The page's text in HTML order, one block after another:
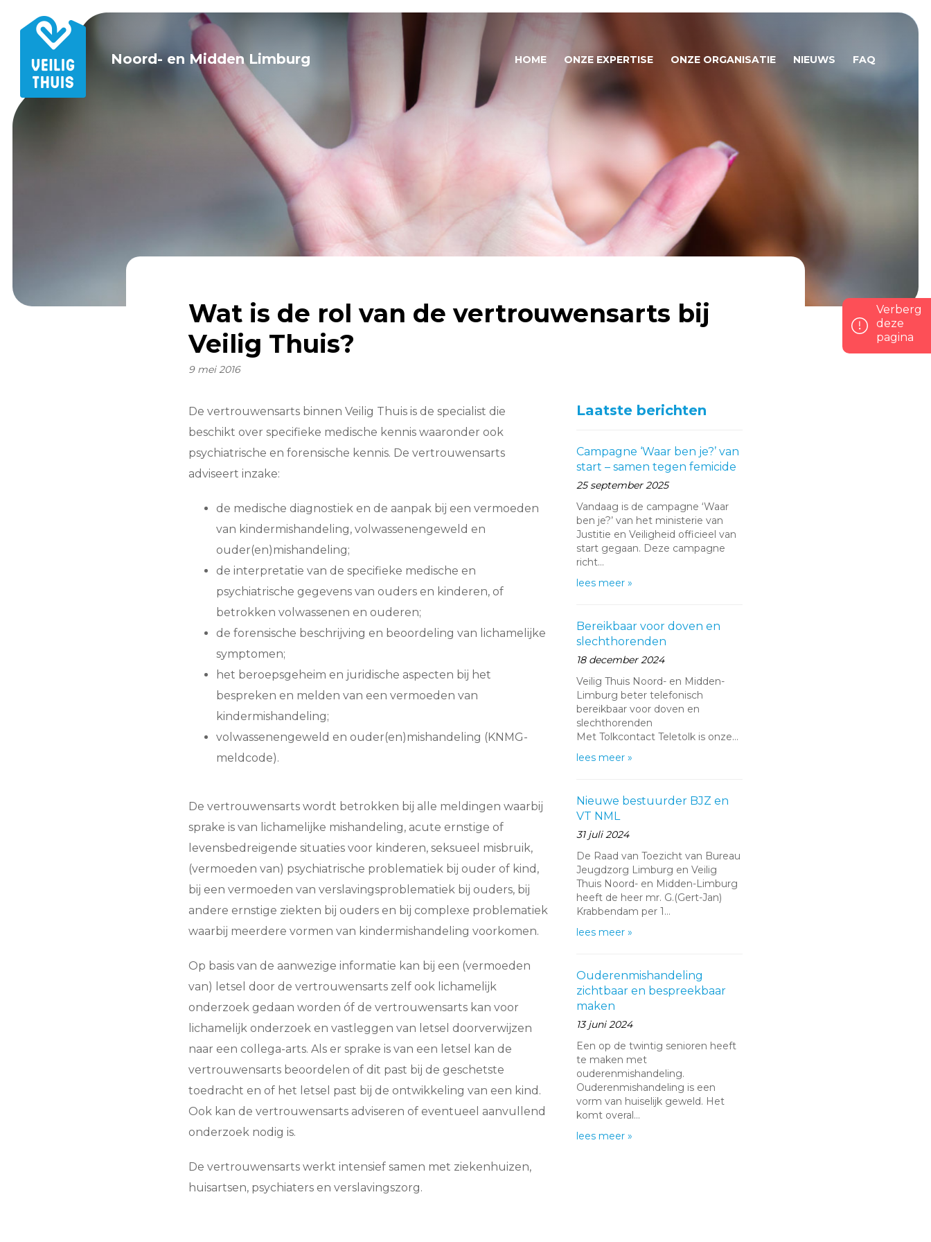
Verberg
deze
pagina
HOME ONZE EXPERTISE
Huiselijk geweld
Kindermishandeling
Eergerelateerd geweld
Ouderenmishandeling
Kind-oudermishandeling
Radicalisering
Huwelijksdwang
Seksueel geweld
Stalking
ONZE ORGANISATIE
Jaarverslagen
Info Professionals
Privacy / rechten
Niet tevreden?
Vacatures
Trainingen
NIEUWS FAQ
Noord- en Midden Limburg
Wat is de rol van de vertrouwensarts bij
Veilig Thuis?
9 mei 2016
De vertrouwensarts binnen Veilig Thuis is de specialist die
beschikt over specifieke medische kennis waaronder ook
psychiatrische en forensische kennis. De vertrouwensarts
adviseert inzake:
de medische diagnostiek en de aanpak bij een vermoeden
van kindermishandeling, volwassenengeweld en
ouder(en)mishandeling;
de interpretatie van de specifieke medische en
psychiatrische gegevens van ouders en kinderen, of
betrokken volwassenen en ouderen;
de forensische beschrijving en beoordeling van lichamelijke
symptomen;
het beroepsgeheim en juridische aspecten bij het
bespreken en melden van een vermoeden van
kindermishandeling;
volwassenengeweld en ouder(en)mishandeling (KNMG-
meldcode).
De vertrouwensarts wordt betrokken bij alle meldingen waarbij
sprake is van lichamelijke mishandeling, acute ernstige of
levensbedreigende situaties voor kinderen, seksueel misbruik,
(vermoeden van) psychiatrische problematiek bij ouder of kind,
bij een vermoeden van verslavingsproblematiek bij ouders, bij
andere ernstige ziekten bij ouders en bij complexe problematiek
waarbij meerdere vormen van kindermishandeling voorkomen.
Op basis van de aanwezige informatie kan bij een (vermoeden
van) letsel door de vertrouwensarts zelf ook lichamelijk
onderzoek gedaan worden óf de vertrouwensarts kan voor
lichamelijk onderzoek en vastleggen van letsel doorverwijzen
naar een collega-arts. Als er sprake is van een letsel kan de
vertrouwensarts beoordelen of dit past bij de geschetste
toedracht en of het letsel past bij de ontwikkeling van een kind.
Ook kan de vertrouwensarts adviseren of eventueel aanvullend
onderzoek nodig is.
De vertrouwensarts werkt intensief samen met ziekenhuizen,
huisartsen, psychiaters en verslavingszorg.
Laatste berichten
Campagne ‘Waar ben je?’ van
start – samen tegen femicide
25 september 2025
Vandaag is de campagne ‘Waar
ben je?’ van het ministerie van
Justitie en Veiligheid officieel van
start gegaan. Deze campagne
richt…
lees meer »
Bereikbaar voor doven en
slechthorenden
18 december 2024
Veilig Thuis Noord- en Midden-
Limburg beter telefonisch
bereikbaar voor doven en
slechthorenden
Met Tolkcontact Teletolk is onze…
lees meer »
Nieuwe bestuurder BJZ en
VT NML
31 juli 2024
De Raad van Toezicht van Bureau
Jeugdzorg Limburg en Veilig
Thuis Noord- en Midden-Limburg
heeft de heer mr. G.(Gert-Jan)
Krabbendam per 1…
lees meer »
Ouderenmishandeling
zichtbaar en bespreekbaar
maken
13 juni 2024
Een op de twintig senioren heeft
te maken met
ouderenmishandeling.
Ouderenmishandeling is een
vorm van huiselijk geweld. Het
komt overal…
lees meer »